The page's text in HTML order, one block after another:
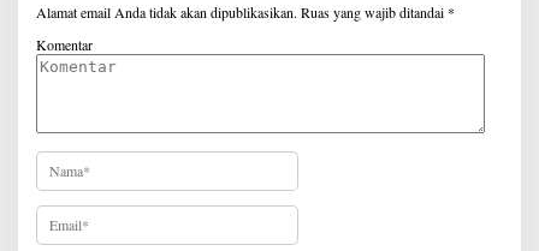
Alamat email Anda tidak akan dipublikasikan. Ruas yang wajib ditandai *
Komentar